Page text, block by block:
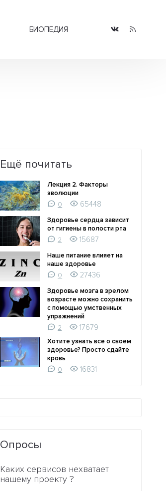
БИОПЕДИЯ
Ещё почитать
Лекция 2. Факторы
эволюции
0
65448
Здоровье сердца зависит
от гигиены в полости рта
2
15687
Наше питание влияет на
наше здоровье
0
27436
Здоровье мозга в зрелом
возрасте можно сохранить
с помощью умственных
упражнений
2
17679
Хотите узнать все о своем
здоровье? Просто сдайте
кровь
0
16831
Опросы
Каких сервисов нехватает
нашему проекту ?